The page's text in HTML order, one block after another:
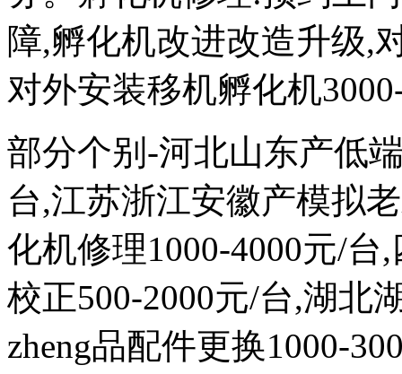
障,孵化机改进改造升级,
对外安装移机孵化机
部分个别-河北山东产低
台,江苏浙江安徽产模拟
化机修理1000-4000元/
校正500-2000元/台,湖北
zheng品配件更换1000-